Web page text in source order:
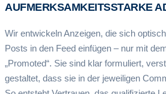
AUFMERKSAMKEITSSTARKE
Wir entwickeln Anzeigen, die sich
Posts in den Feed einfügen – nur mit
„Promoted“. Sie sind klar formuliert,
gestaltet, dass sie in der jeweiligen